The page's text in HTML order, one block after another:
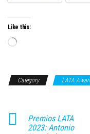
Like this:
Loading…
Category LATA
Premios LATA
2023: Antonio